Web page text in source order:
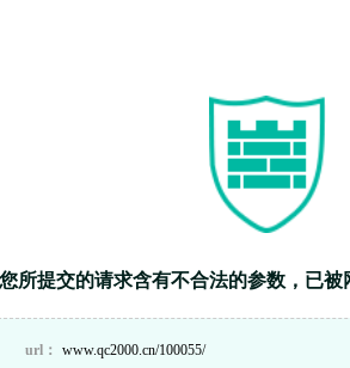
您所提交的请求含有不合法的参数，已被
url： www.qc2000.cn/100055/